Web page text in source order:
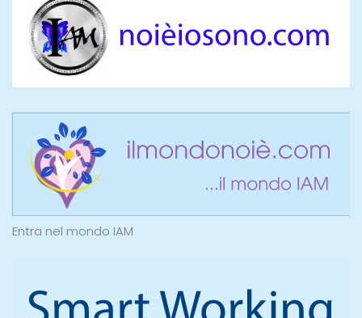
Entra nel mondo IAM